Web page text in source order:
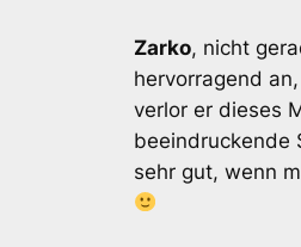
Zarko, nicht
hervorragend
verlor er dieses
beeindruckende
sehr gut, wenn